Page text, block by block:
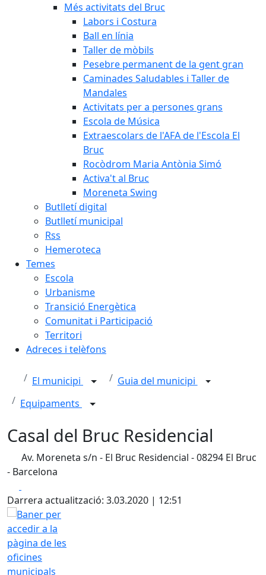
Més activitats del Bruc
Labors i Costura
Ball en línia
Taller de mòbils
Pesebre permanent de la gent gran
Caminades Saludables i Taller de
Mandales
Activitats per a persones grans
Escola de Música
Extraescolars de l'AFA de l'Escola El
Bruc
Rocòdrom Maria Antònia Simó
Activa't al Bruc
Moreneta Swing
Butlletí digital
Butlletí municipal
Rss
Hemeroteca
Temes
Escola
Urbanisme
Transició Energètica
Comunitat i Participació
Territori
Adreces i telèfons
El municipi
Guia del municipi
Equipaments
Casal del Bruc Residencial
Av. Moreneta s/n - El Bruc Residencial - 08294 El Bruc
- Barcelona
Darrera actualització: 3.03.2020 | 12:51